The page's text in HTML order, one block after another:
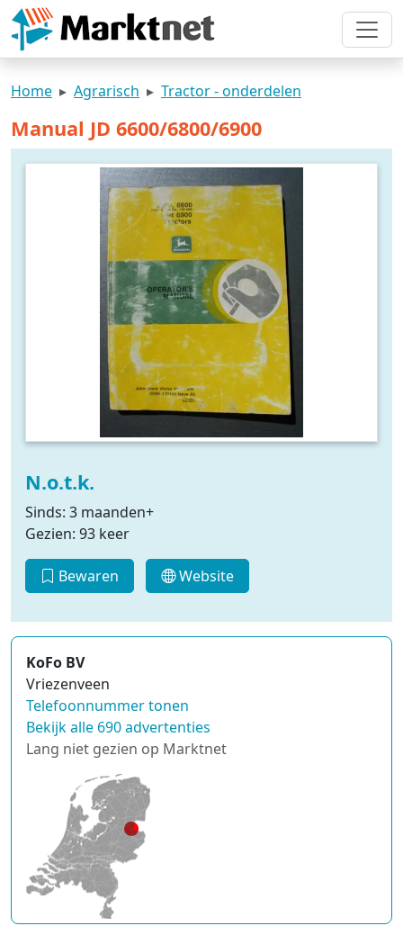
Home Agrarisch Tractor - onderdelen
Manual JD 6600/6800/6900
N.o.t.k.
Sinds: 3 maanden+
Gezien: 93 keer
Bewaren Website
KoFo BV
Vriezenveen
Telefoonnummer tonen
Bekijk alle 690 advertenties
Lang niet gezien op Marktnet